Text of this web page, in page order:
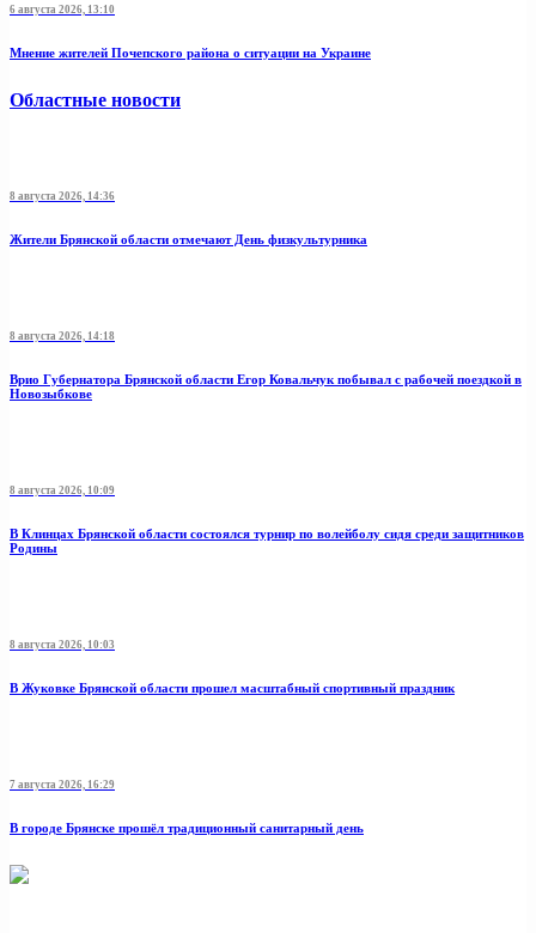
6 августа 2026, 13:10
Мнение жителей Почепского района о ситуации на Украине
Областные новости
8 августа 2026, 14:36
Жители Брянской области отмечают День физкультурника
8 августа 2026, 14:18
Врио Губернатора Брянской области Егор Ковальчук побывал с рабочей поездкой в
Новозыбкове
8 августа 2026, 10:09
В Клинцах Брянской области состоялся турнир по волейболу сидя среди защитников
Родины
8 августа 2026, 10:03
В Жуковке Брянской области прошел масштабный спортивный праздник
7 августа 2026, 16:29
В городе Брянске прошёл традиционный санитарный день